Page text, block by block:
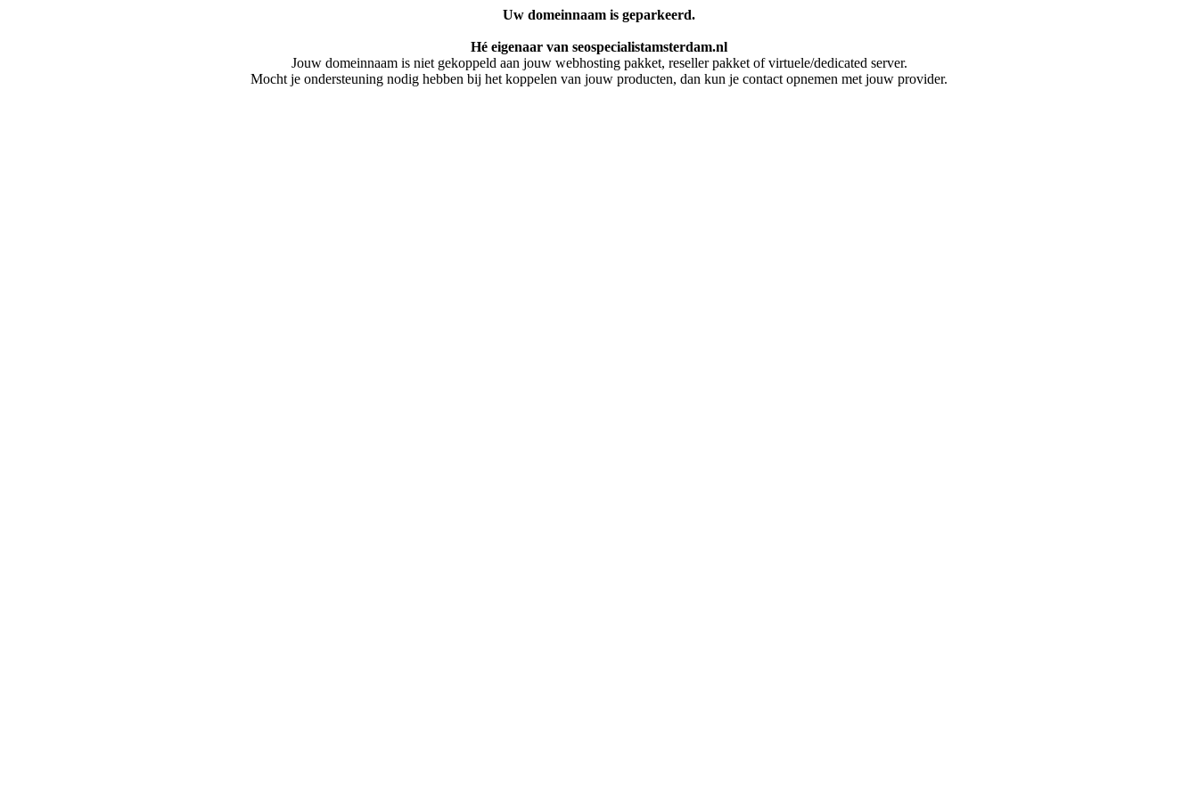
Uw domeinnaam is geparkeerd.
Hé eigenaar van seospecialistamsterdam.nl
Jouw domeinnaam is niet gekoppeld aan jouw webhosting pakket, reseller pakket of virtuele/dedicated server.
Mocht je ondersteuning nodig hebben bij het koppelen van jouw producten, dan kun je contact opnemen met jouw provider.